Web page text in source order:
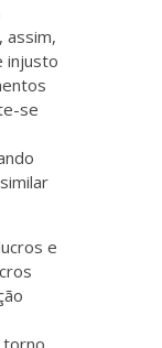
assim,
injusto
se
e
torno